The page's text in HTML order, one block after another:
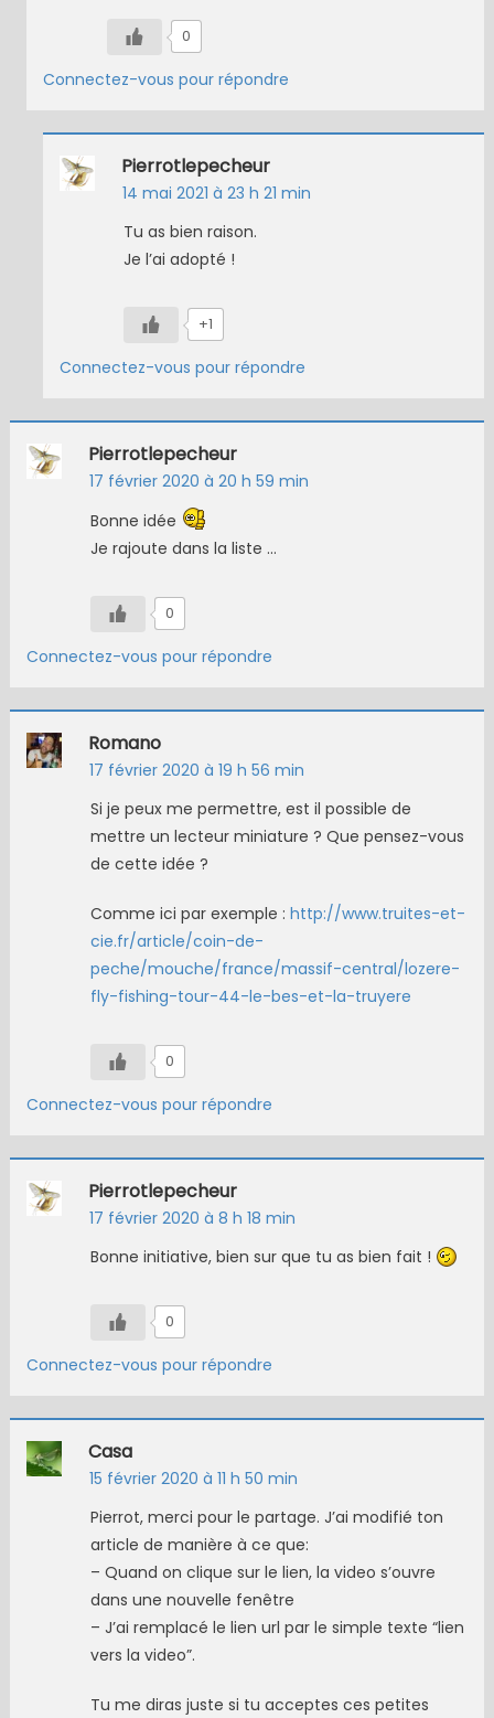
0
Connectez-vous pour répondre
Pierrotlepecheur
14 mai 2021 à 23 h 21 min
Tu as bien raison.
Je l’ai adopté !
+1
Connectez-vous pour répondre
Pierrotlepecheur
17 février 2020 à 20 h 59 min
Bonne idée
Je rajoute dans la liste …
0
Connectez-vous pour répondre
Romano
17 février 2020 à 19 h 56 min
Si je peux me permettre, est il possible de
mettre un lecteur miniature ? Que pensez-vous
de cette idée ?
Comme ici par exemple : http://www.truites-et-
cie.fr/article/coin-de-
peche/mouche/france/massif-central/lozere-
fly-fishing-tour-44-le-bes-et-la-truyere
0
Connectez-vous pour répondre
Pierrotlepecheur
17 février 2020 à 8 h 18 min
Bonne initiative, bien sur que tu as bien fait !
0
Connectez-vous pour répondre
Casa
15 février 2020 à 11 h 50 min
Pierrot, merci pour le partage. J’ai modifié ton
article de manière à ce que:
– Quand on clique sur le lien, la video s’ouvre
dans une nouvelle fenêtre
– J’ai remplacé le lien url par le simple texte “lien
vers la video”.
Tu me diras juste si tu acceptes ces petites